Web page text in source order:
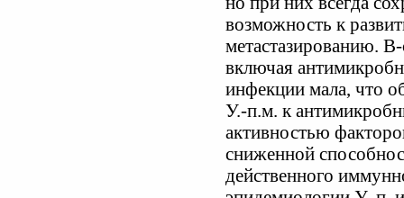
возможность к
метастазированию.
включая
инфекции мала, что
У.-п.м. к
активностью
сниженной
действенного